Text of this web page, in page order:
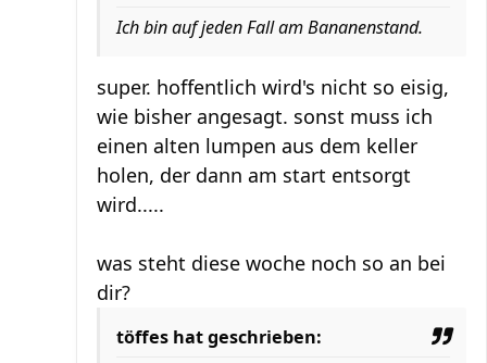
Ich bin auf jeden Fall am Bananenstand.
super. hoffentlich wird's nicht so eisig,
wie bisher angesagt. sonst muss ich
einen alten lumpen aus dem keller
holen, der dann am start entsorgt
wird.....
was steht diese woche noch so an bei
dir?
töffes hat geschrieben: